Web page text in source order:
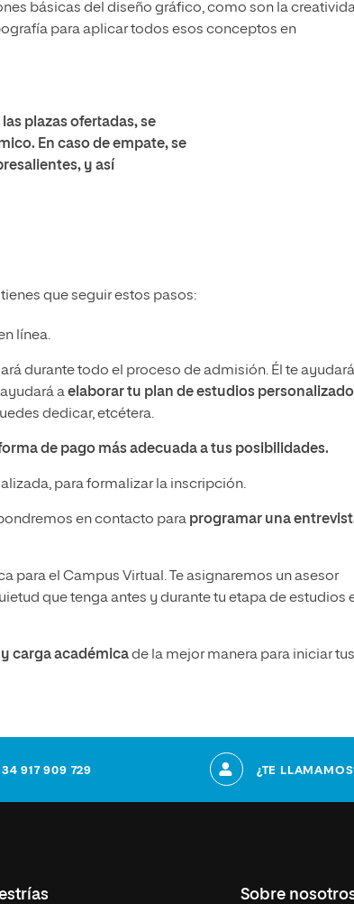
básicas del diseño gráfico, como son la
para aplicar todos esos conceptos en
plazas ofertadas, se
En caso de empate, se
y así
que seguir estos pasos:
línea.
durante todo el proceso de admisión. Él te
aelaborar tu plan de estudios personalizado
dedicar, etcétera.
de pago más adecuada a tus posibilidades.
para formalizar la inscripción.
en contacto para programar una
para el Campus Virtual. Te asignaremos un asesor
que tenga antes y durante tu etapa de estudios
carga académicade la mejor manera para iniciar tus
917 909 729 ¿TE
Sobre